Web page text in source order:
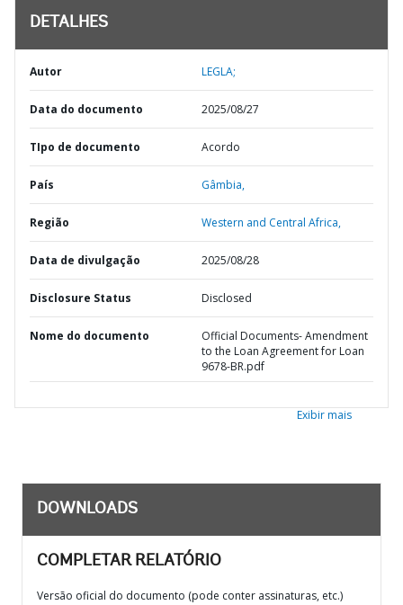
DETALHES
Autor LEGLA;
Data do documento 2025/08/27
TIpo de documento Acordo
País Gâmbia,
Região Western and Central Africa,
Data de divulgação 2025/08/28
Disclosure Status Disclosed
Nome do documento
Official Documents- Amendment
to the Loan Agreement for Loan
9678-BR.pdf
Exibir mais
DOWNLOADS
COMPLETAR RELATÓRIO
Versão oficial do documento (pode conter assinaturas, etc.)